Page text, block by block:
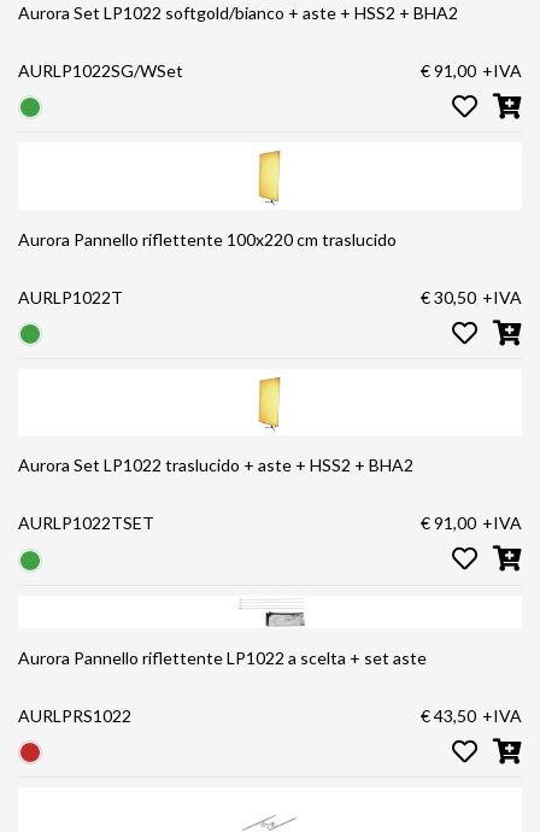
Aurora Set LP1022 softgold/bianco + aste + HSS2 + BHA2
AURLP1022SG/WSet € 91,00 +IVA
Aurora Pannello riflettente 100x220 cm traslucido
AURLP1022T € 30,50 +IVA
Aurora Set LP1022 traslucido + aste + HSS2 + BHA2
AURLP1022TSET € 91,00 +IVA
Aurora Pannello riflettente LP1022 a scelta + set aste
AURLPRS1022 € 43,50 +IVA